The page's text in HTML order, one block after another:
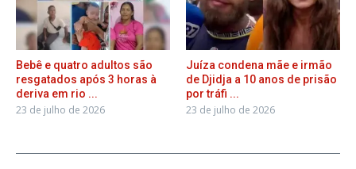
Bebê e quatro adultos são
resgatados após 3 horas à
deriva em rio ...
23 de julho de 2026
Juíza condena mãe e irmão
de Djidja a 10 anos de prisão
por tráfi ...
23 de julho de 2026